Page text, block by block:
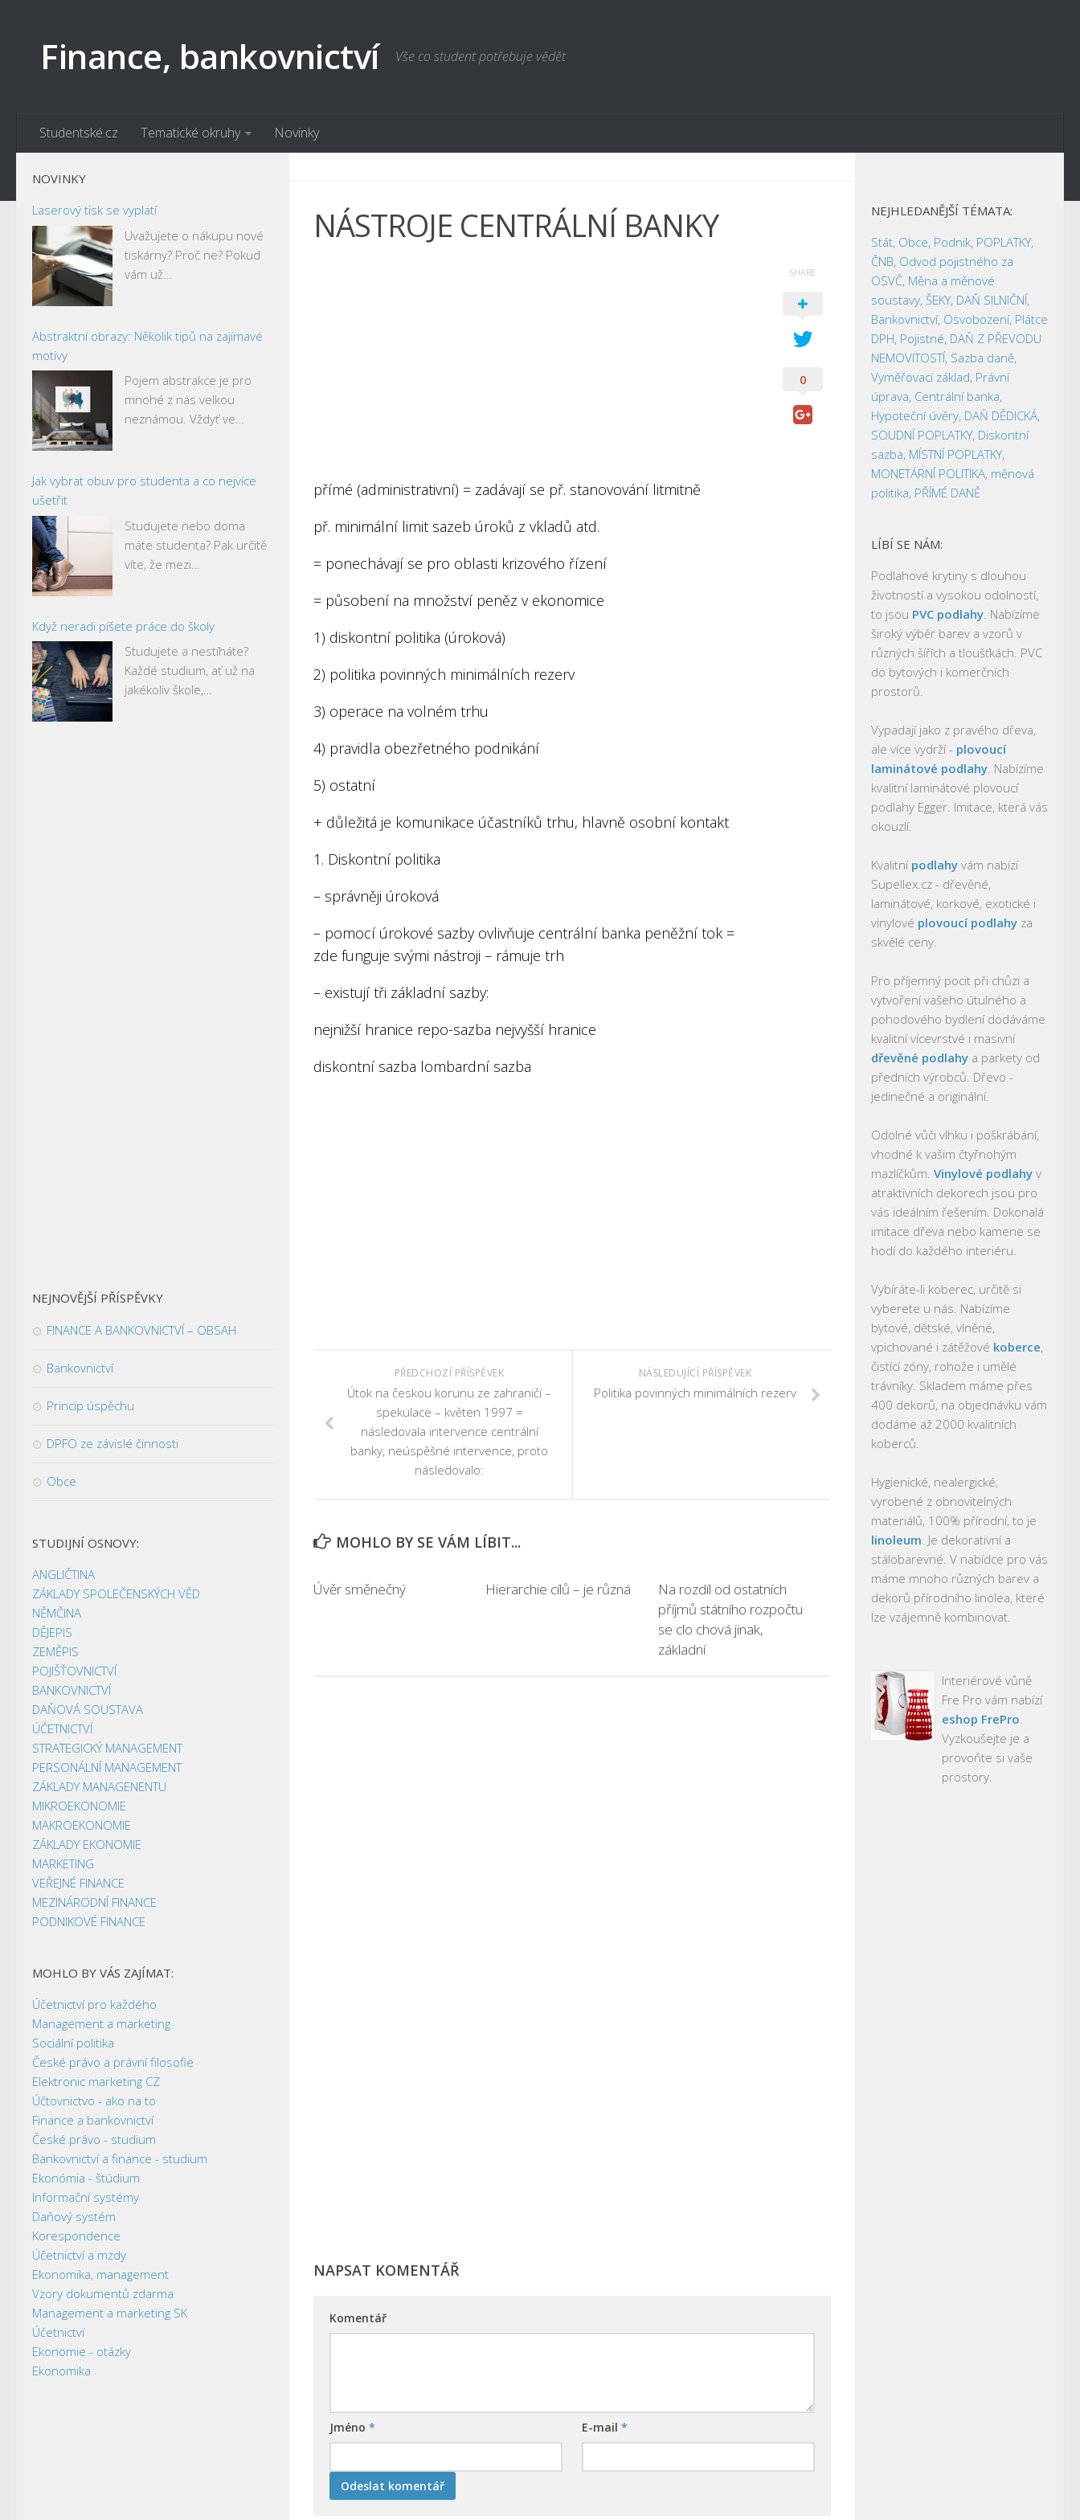
Finance, bankovnictví Vše co student potřebuje vědět
Studentské.cz Tematické okruhy Novinky
NÁSTROJE CENTRÁLNÍ BANKY
přímé (administrativní) = zadávají se př. stanovování litmitně
př. minimální limit sazeb úroků z vkladů atd.
= ponechávají se pro oblasti krizového řízení
= působení na množství peněz v ekonomice
1) diskontní politika (úroková)
2) politika povinných minimálních rezerv
3) operace na volném trhu
4) pravidla obezřetného podnikání
5) ostatní
+ důležitá je komunikace účastníků trhu, hlavně osobní kontakt
1. Diskontní politika
– správněji úroková
– pomocí úrokové sazby ovlivňuje centrální banka peněžní tok =
zde funguje svými nástroji – rámuje trh
– existují tři základní sazby:
nejnižší hranice repo-sazba nejvyšší hranice
diskontní sazba lombardní sazba
SHARE
0
NÁSLEDUJÍCÍ PŘÍSPĚVEK
Politika povinných minimálních rezerv
PŘEDCHOZÍ PŘÍSPĚVEK
Útok na českou korunu ze zahraničí –
spekulace – květen 1997 =
následovala intervence centrální
banky, neúspěšné intervence, proto
následovalo:
MOHLO BY SE VÁM LÍBIT...
Úvěr směnečný Hierarchie cílů – je různá
Na rozdíl od ostatních
příjmů státního rozpočtu
se clo chová jinak,
základní
NAPSAT KOMENTÁŘ
Komentář
Jméno * E-mail*
NOVINKY
Laserový tisk se vyplatí
Uvažujete o nákupu nové
tiskárny? Proč ne? Pokud
vám už…
Abstraktní obrazy: Několik tipů na zajímavé
motivy
Pojem abstrakce je pro
mnohé z nás velkou
neznámou. Vždyť ve…
Jak vybrat obuv pro studenta a co nejvíce
ušetřit
Studujete nebo doma
máte studenta? Pak určitě
víte, že mezi…
Když neradi píšete práce do školy
Studujete a nestíháte?
Každé studium, ať už na
jakékoliv škole,…
NEJNOVĚJŠÍ PŘÍSPĚVKY
FINANCE A BANKOVNICTVÍ – OBSAH
Bankovnictví
Princip úspěchu
DPFO ze závislé činnosti
Obce
STUDIJNÍ OSNOVY:
ANGLIČTINA
ZÁKLADY SPOLEČENSKÝCH VĚD
NĚMČINA
DĚJEPIS
ZEMĚPIS
POJIŠŤOVNICTVÍ
BANKOVNICTVÍ
DAŇOVÁ SOUSTAVA
ÚČETNICTVÍ
STRATEGICKÝ MANAGEMENT
PERSONÁLNÍ MANAGEMENT
ZÁKLADY MANAGENENTU
MIKROEKONOMIE
MAKROEKONOMIE
ZÁKLADY EKONOMIE
MARKETING
VEŘEJNÉ FINANCE
MEZINÁRODNÍ FINANCE
PODNIKOVÉ FINANCE
MOHLO BY VÁS ZAJÍMAT:
Účetnictví pro každého
Management a marketing
Sociální politika
České právo a právní filosofie
Elektronic marketing CZ
Účtovnictvo - ako na to
Finance a bankovnictví
České právo - studium
Bankovnictví a finance - studium
Ekonómia - štúdium
Informační systémy
Daňový systém
Korespondence
Účetnictví a mzdy
Ekonomika, management
Vzory dokumentů zdarma
Management a marketing SK
Účetnictví
Ekonomie - otázky
Ekonomika
NEJHLEDANĚJŠÍ TÉMATA:
Stát, Obce, Podnik, POPLATKY,
ČNB, Odvod pojistného za
OSVČ, Měna a měnové
soustavy, ŠEKY, DAŇ SILNIČNÍ,
Bankovnictví, Osvobození, Plátce
DPH, Pojistné, DAŇ Z PŘEVODU
NEMOVITOSTÍ, Sazba daně,
Vyměřovací základ, Právní
úprava, Centrální banka,
Hypoteční úvěry, DAŇ DĚDICKÁ,
SOUDNÍ POPLATKY, Diskontní
sazba, MÍSTNÍ POPLATKY,
MONETÁRNÍ POLITIKA, měnová
politika, PŘÍMÉ DANĚ
LÍBÍ SE NÁM:
Podlahové krytiny s dlouhou
životností a vysokou odolností,
to jsou PVC podlahy. Nabízíme
široký výběr barev a vzorů v
různých šířích a tloušťkách. PVC
do bytových i komerčních
prostorů.
Vypadají jako z pravého dřeva,
ale více vydrží - plovoucí
laminátové podlahy. Nabízíme
kvalitní laminátové plovoucí
podlahy Egger. Imitace, která vás
okouzlí.
Kvalitní podlahy vám nabízí
Supellex.cz - dřevěné,
laminátové, korkové, exotické i
vinylové plovoucí podlahy za
skvělé ceny.
Pro příjemný pocit při chůzi a
vytvoření vašeho útulného a
pohodového bydlení dodáváme
kvalitní vícevrstvé i masivní
dřevěné podlahy a parkety od
předních výrobců. Dřevo -
jedinečné a originální.
Odolné vůči vlhku i poškrábání,
vhodné k vašim čtyřnohým
mazlíčkům. Vinylové podlahy v
atraktivních dekorech jsou pro
vás ideálním řešením. Dokonalá
imitace dřeva nebo kamene se
hodí do každého interiéru.
Vybíráte-li koberec, určitě si
vyberete u nás. Nabízíme
bytové, dětské, vlněné,
vpichované i zátěžové koberce,
čistící zóny, rohože i umělé
trávníky. Skladem máme přes
400 dekorů, na objednávku vám
dodáme až 2000 kvalitních
koberců.
Hygienické, nealergické,
vyrobené z obnovitelných
materiálů, 100% přírodní, to je
linoleum. Je dekorativní a
stálobarevné. V nabídce pro vás
máme mnoho různých barev a
dekorů přírodního linolea, které
lze vzájemně kombinovat.
Interiérové vůně
Fre Pro vám nabízí
eshop FrePro.
Vyzkoušejte je a
provoňte si vaše
prostory.